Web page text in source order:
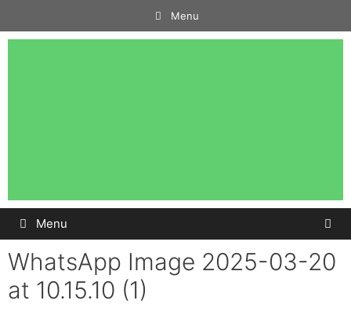
Menu
Menu
WhatsApp Image 2025-03-20
at 10.15.10 (1)